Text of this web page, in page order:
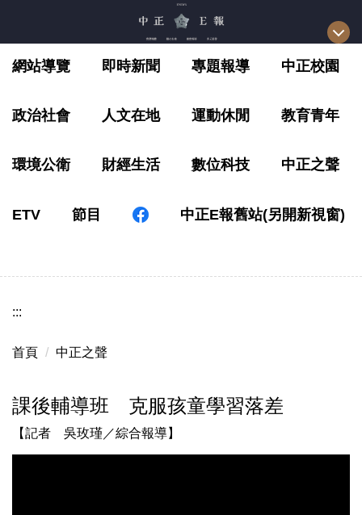
要
容
網站導覽 即時新聞 專題報導 中正校園
政治社會 人文在地 運動休閒 教育青年
環境公衛 財經生活 數位科技 中正之聲
ETV 節目 中正E報舊站(另開新視窗)
:::
首頁 中正之聲
課後輔導班 克服孩童學習落差
【記者 吳玫瑾／綜合報導】